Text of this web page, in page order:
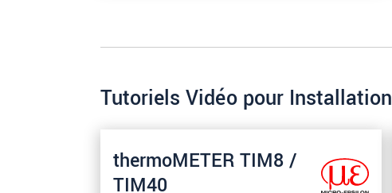
Tutoriels Vidéo pour Installation
thermoMETER TIM8 /
TIM40